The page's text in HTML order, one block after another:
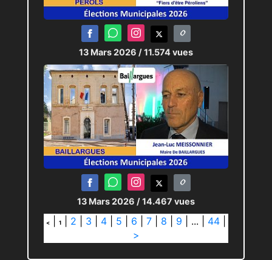
13 Mars 2026 / 11.574 vues
13 Mars 2026 / 14.467 vues
< 1 2 3 4 5 6 7 8 9 ... 44
>